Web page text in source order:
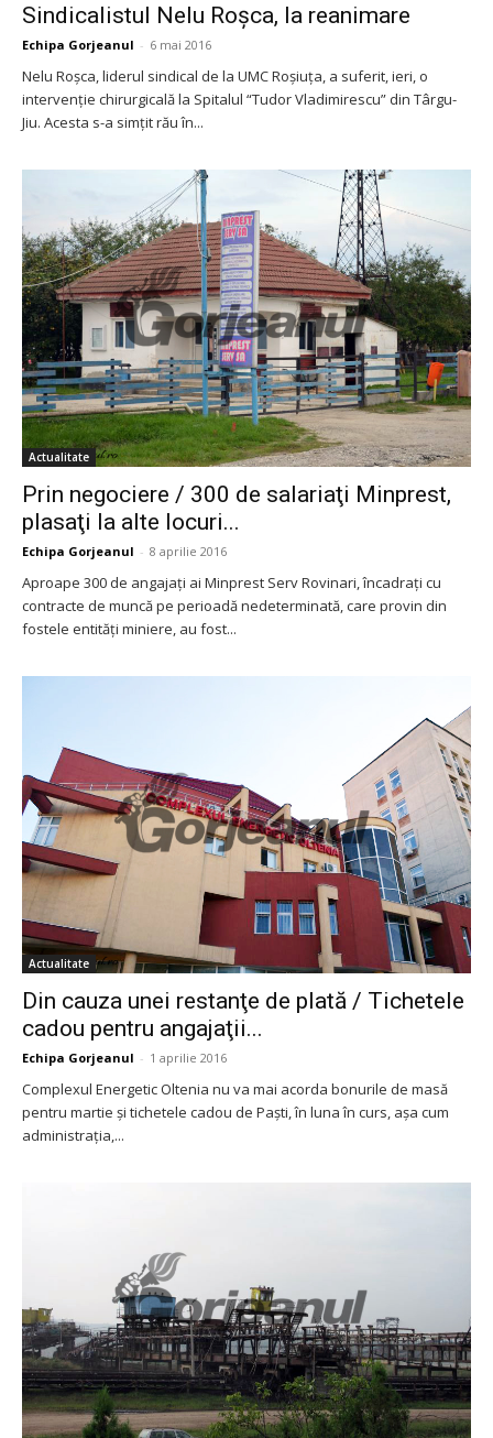
Sindicalistul Nelu Roșca, la reanimare
Echipa Gorjeanul - 6 mai 2016
Nelu Roșca, liderul sindical de la UMC Roșiuța, a suferit, ieri, o
intervenție chirurgicală la Spitalul “Tudor Vladimirescu” din Târgu-
Jiu. Acesta s-a simțit rău în...
Actualitate
Prin negociere / 300 de salariaţi Minprest,
plasaţi la alte locuri...
Echipa Gorjeanul - 8 aprilie 2016
Aproape 300 de angajaţi ai Minprest Serv Rovinari, încadraţi cu
contracte de muncă pe perioadă nedeterminată, care provin din
fostele entităţi miniere, au fost...
Actualitate
Din cauza unei restanţe de plată / Tichetele
cadou pentru angajaţii...
Echipa Gorjeanul - 1 aprilie 2016
Complexul Energetic Oltenia nu va mai acorda bonurile de masă
pentru martie şi tichetele cadou de Paşti, în luna în curs, aşa cum
administraţia,...